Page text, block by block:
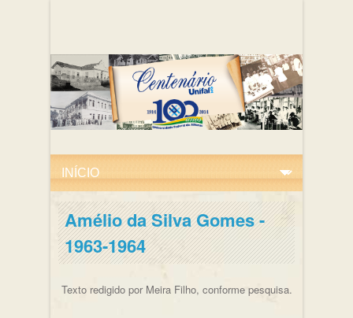
Amélio da Silva Gomes -
1963-1964
Texto redigido por Meira Filho, conforme pesquisa.